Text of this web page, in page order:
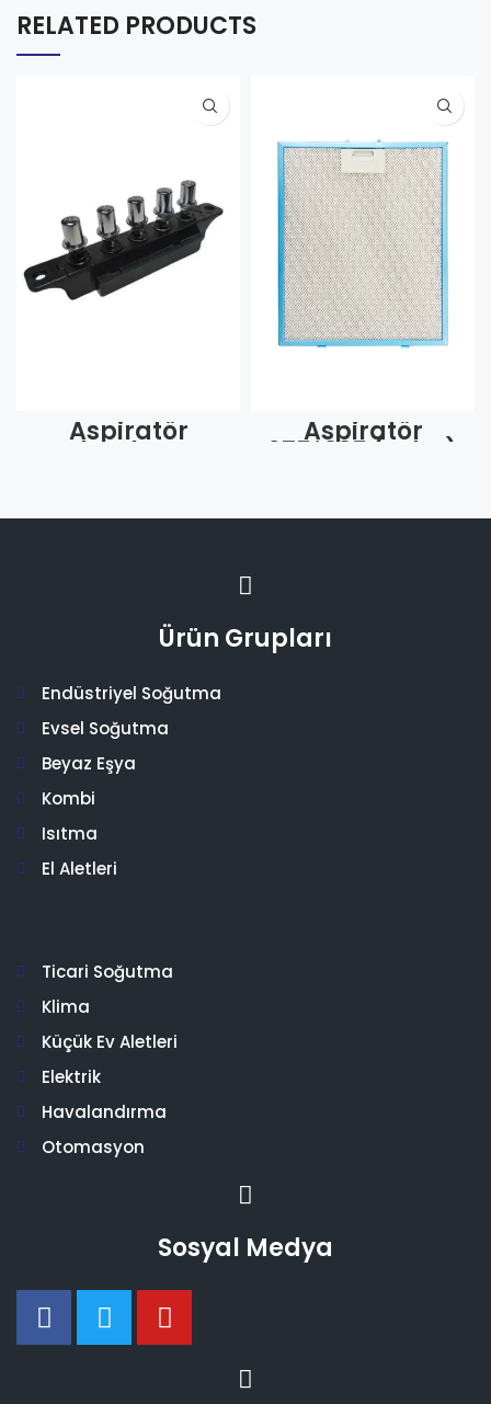
RELATED PRODUCTS
Aspiratör
Davlumbaz Tuş
(Adet)
Aspiratör
275*335 (Adet)
Ürün Grupları
Endüstriyel Soğutma
Evsel Soğutma
Beyaz Eşya
Kombi
Isıtma
El Aletleri
Ticari Soğutma
Klima
Küçük Ev Aletleri
Elektrik
Havalandırma
Otomasyon
Sosyal Medya